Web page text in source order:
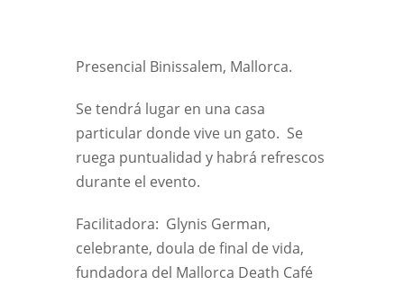
Presencial Binissalem, Mallorca.
Se tendrá lugar en una casa
particular donde vive un gato. Se
ruega puntualidad y habrá refrescos
durante el evento.
Facilitadora: Glynis German,
celebrante, doula de final de vida,
fundadora del Mallorca Death Café